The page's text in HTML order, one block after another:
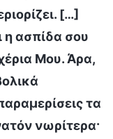
[…]
η ασπίδα σου
Μου. Άρα,
τα
νωρίτερα·